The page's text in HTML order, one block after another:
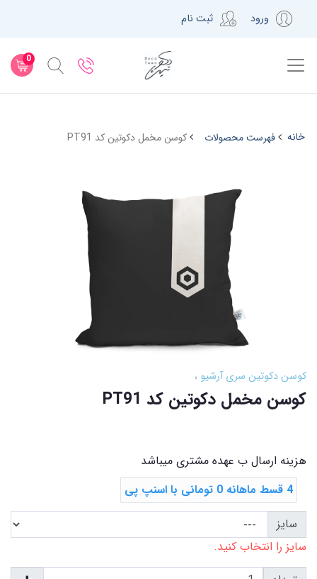
ورود ثبت نام
0
خانه فهرست محصولات کوسن مخمل دکوتین کد PT91
کوسن دکوتین سری آرشیو
کوسن مخمل دکوتین کد PT91
هزینه ارسال ب عهده مشتری میباشد
4 قسط ماهانه 0 تومانی با اسنپ ‌پی
سایز
سایز را انتخاب کنید.